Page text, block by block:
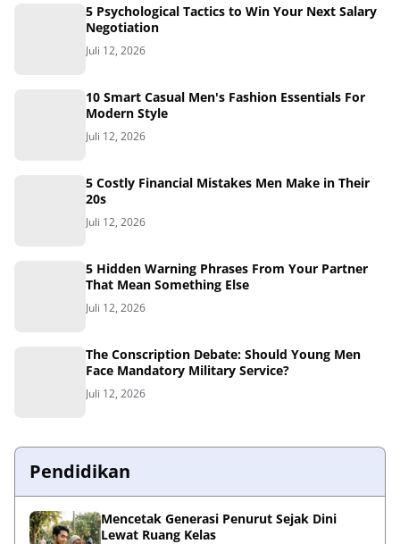
5 Psychological Tactics to Win Your Next Salary
Negotiation
Juli 12, 2026
10 Smart Casual Men's Fashion Essentials For
Modern Style
Juli 12, 2026
5 Costly Financial Mistakes Men Make in Their
20s
Juli 12, 2026
5 Hidden Warning Phrases From Your Partner
That Mean Something Else
Juli 12, 2026
The Conscription Debate: Should Young Men
Face Mandatory Military Service?
Juli 12, 2026
Pendidikan
Mencetak Generasi Penurut Sejak Dini
Lewat Ruang Kelas